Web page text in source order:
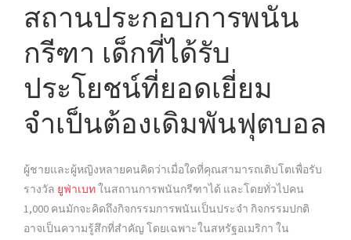
สถานประกอบการพนัน
กรีฑา เด็กที่ได้รับ
ประโยชน์ที่ยอดเยี่ยม
จำเป็นต้องเดิมพันฟุตบอล
ผู้ชายและผู้หญิงหลายคนคิดว่าเมื่อใดที่คุณสามารถเติบโตเพื่อรับ
รางวัล ยูฟ่าเบทในสถานการพนันกรีฑาได้ และโดยทั่วไปคน
1,000 คนมักจะคิดถึงกิจกรรมการพนันเป็นประจำ กิจกรรมปกติ
อาจเป็นความรู้สึกที่สำคัญ โดยเฉพาะในสหรัฐอเมริกา ใน